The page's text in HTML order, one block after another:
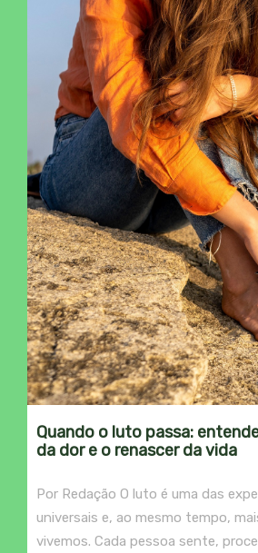
Quando o luto passa:
da dor e o renascer da vida
Por Redação O luto é uma das
universais e, ao mesmo tempo,
vivemos. Cada pessoa sente,